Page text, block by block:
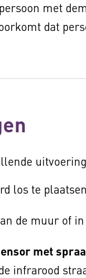
met
dat
los te
de muur of
met
infrarood